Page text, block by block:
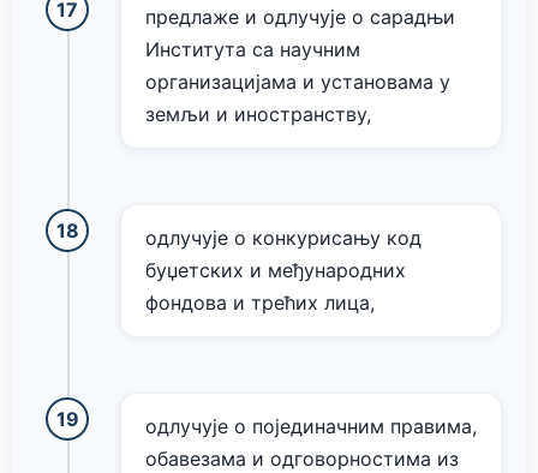
предлаже и одлучује о сарадњи
Института са научним
организацијама и установама у
земљи и иностранству,
одлучује о конкурисању код
буџетских и међународних
фондова и трећих лица,
одлучује о појединачним правима,
обавезама и одговорностима из